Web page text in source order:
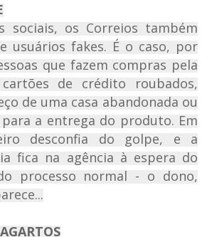
sociais, os Correios também
usuários fakes. É o caso, por
que fazem compras pela
de crédito roubados,
de uma casa abandonada ou
a entrega do produto. Em
desconfia do golpe, e a
fica na agência à espera do
processo normal - o dono,